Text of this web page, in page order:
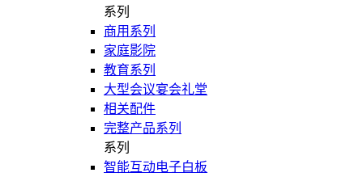
系列
商用系列
家庭影院
教育系列
大型会议宴会礼堂
相关配件
完整产品系列
系列
智能互动电子白板